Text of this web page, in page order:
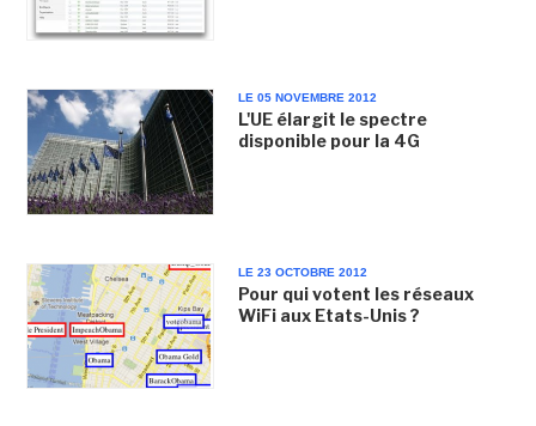
LE 05 NOVEMBRE 2012
L'UE élargit le spectre
disponible pour la 4G
LE 23 OCTOBRE 2012
Pour qui votent les réseaux
WiFi aux Etats-Unis ?